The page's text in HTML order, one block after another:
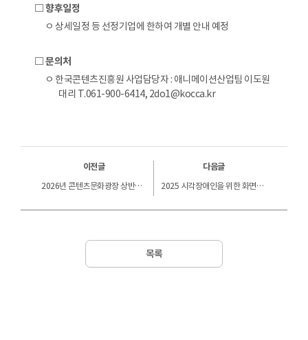
□ 향후일정
ㅇ 상세일정 등 선정기업에 한하여 개별 안내 예정
□ 문의처
ㅇ 한국콘텐츠진흥원 사업담당자 : 애니메이션산업팀 이도원
대리 T.061-900-6414, 2do1@kocca.kr
이전글
2026년 콘텐츠문화광장 상반기 대관 안내
다음글
2025 시각장애인을 위한 화면해설방송 추가 제작지원작 공모 선정결과 안내
목록